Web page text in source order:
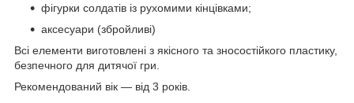
фігурки солдатів із рухомими кінцівками;
аксесуари (збройливі)
Всі елементи виготовлені з якісного та зносостійкого пластику,
безпечного для дитячої гри.
Рекомендований вік — від 3 років.